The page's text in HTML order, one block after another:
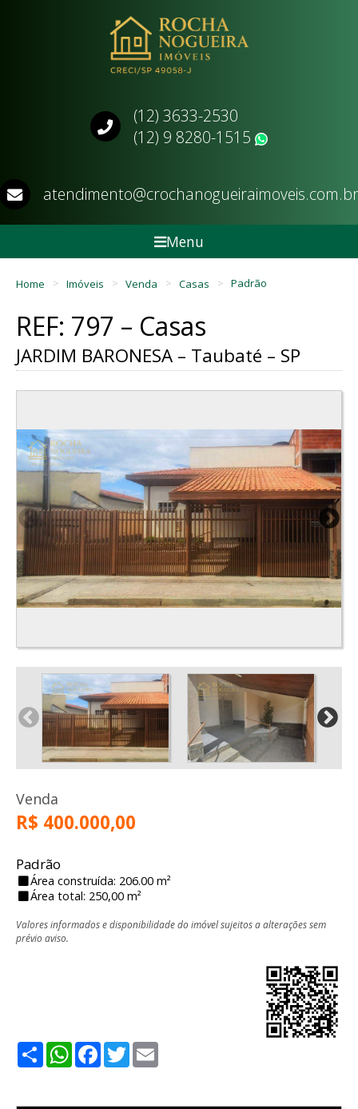
(12) 3633-2530
(12) 9 8280-1515
atendimento@crochanogueiraimoveis.com.br
Menu
Home Imóveis Venda Casas Padrão
REF: 797 – Casas
JARDIM BARONESA – Taubaté – SP
Venda
R$ 400.000,00
Padrão
Área construída: 206.00 m²
Área total: 250,00 m²
Valores informados e disponibilidade do imóvel sujeitos a alterações sem
prévio aviso.
ShareWhatsApp
Facebook
Twitter